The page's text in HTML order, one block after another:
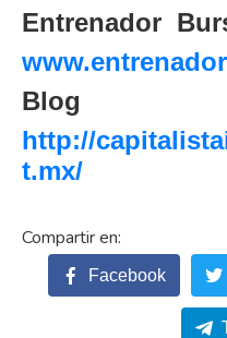
Entrenador
Blog
http://
t.mx/
Facebook